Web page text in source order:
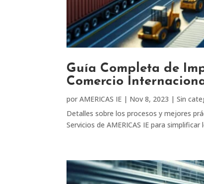
Guía Completa de
Comercio
porAMERICAS IE | Nov 8, 2023 |Sin
Detalles sobre los procesos y mejores
Servicios de AMERICAS IE para